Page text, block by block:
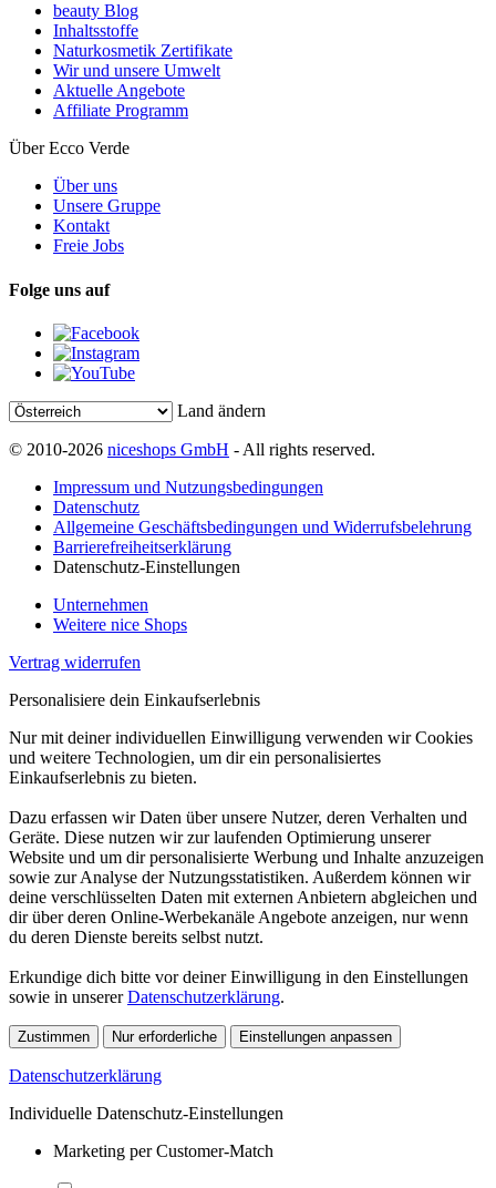
beauty Blog
Inhaltsstoffe
Naturkosmetik Zertifikate
Wir und unsere Umwelt
Aktuelle Angebote
Affiliate Programm
Über Ecco Verde
Über uns
Unsere Gruppe
Kontakt
Freie Jobs
Folge uns auf
Land ändern
© 2010-2026 niceshops GmbH - All rights reserved.
Impressum und Nutzungsbedingungen
Datenschutz
Allgemeine Geschäftsbedingungen und Widerrufsbelehrung
Barrierefreiheitserklärung
Datenschutz-Einstellungen
Unternehmen
Weitere nice Shops
Vertrag widerrufen
Personalisiere dein Einkaufserlebnis
Nur mit deiner individuellen Einwilligung verwenden wir Cookies
und weitere Technologien, um dir ein personalisiertes
Einkaufserlebnis zu bieten.
Dazu erfassen wir Daten über unsere Nutzer, deren Verhalten und
Geräte. Diese nutzen wir zur laufenden Optimierung unserer
Website und um dir personalisierte Werbung und Inhalte anzuzeigen
sowie zur Analyse der Nutzungsstatistiken. Außerdem können wir
deine verschlüsselten Daten mit externen Anbietern abgleichen und
dir über deren Online-Werbekanäle Angebote anzeigen, nur wenn
du deren Dienste bereits selbst nutzt.
Erkundige dich bitte vor deiner Einwilligung in den Einstellungen
sowie in unsererDatenschutzerklärung.
Zustimmen Nur erforderliche Einstellungen anpassen
Datenschutzerklärung
Individuelle Datenschutz-Einstellungen
Marketing per Customer-Match